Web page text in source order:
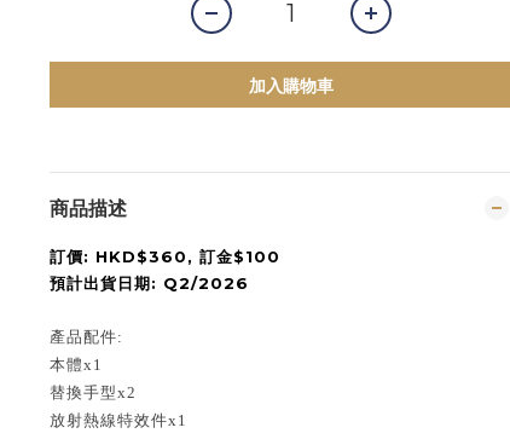
加入購物車
商品描述
訂價: HKD$360, 訂金$100
預計出貨日期: Q2/2026
產品配件:
本體x1
替換手型x2
放射熱線特效件x1